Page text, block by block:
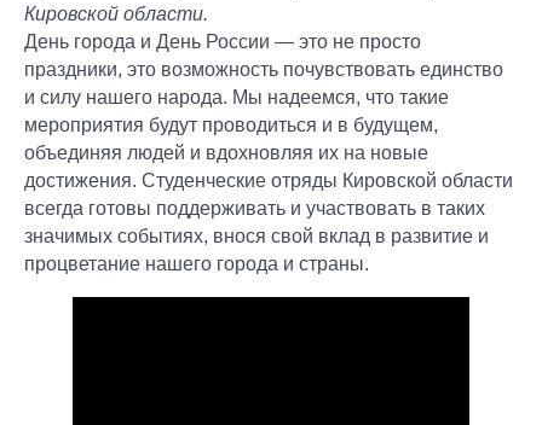
Кировской области.
День города и День России — это не просто
праздники, это возможность почувствовать единство
и силу нашего народа. Мы надеемся, что такие
мероприятия будут проводиться и в будущем,
объединяя людей и вдохновляя их на новые
достижения. Студенческие отряды Кировской области
всегда готовы поддерживать и участвовать в таких
значимых событиях, внося свой вклад в развитие и
процветание нашего города и страны.